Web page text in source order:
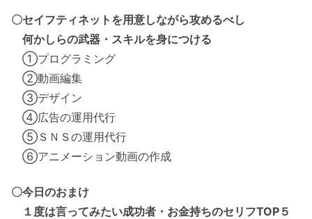
〇セイフティネットを用意しながら攻めるべし
何かしらの武器・スキルを身につける
①プログラミング
②動画編集
③デザイン
④広告の運用代行
⑤ＳＮＳの運用代行
⑥アニメーション動画の作成
〇今日のおまけ
１度は言ってみたい成功者・お金持ちのセリフTOP５